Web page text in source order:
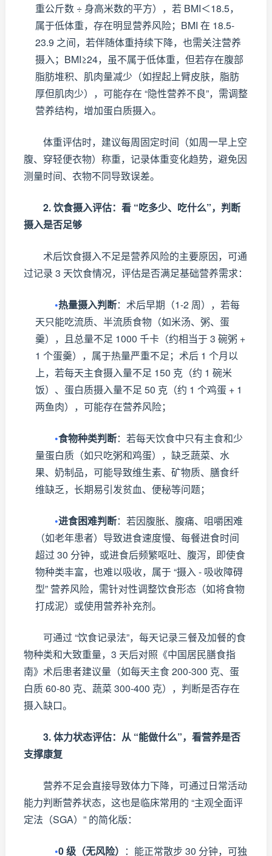
重公斤数 ÷ 身高米数的平方），若 BMI＜18.5，
属于低体重，存在明显营养风险；BMI 在 18.5-
23.9 之间，若伴随体重持续下降，也需关注营养
摄入；BMI≥24，虽不属于低体重，但若存在腹部
脂肪堆积、肌肉量减少（如捏起上臂皮肤，脂肪
厚但肌肉少），可能存在 “隐性营养不良”，需调整
营养结构，增加蛋白质摄入。
体重评估时，建议每周固定时间（如周一早上空
腹、穿轻便衣物）称重，记录体重变化趋势，避免因
测量时间、衣物不同导致误差。
2. 饮食摄入评估：看 “吃多少、吃什么”，判断
摄入是否足够
术后饮食摄入不足是营养风险的主要原因，可通
过记录 3 天饮食情况，评估是否满足基础营养需求：
•热量摄入判断：术后早期（1-2 周），若每
天只能吃流质、半流质食物（如米汤、粥、蛋
羹），且总量不足 1000 千卡（约相当于 3 碗粥 +
1 个蛋羹），属于热量严重不足；术后 1 个月以
上，若每天主食摄入量不足 150 克（约 1 碗米
饭）、蛋白质摄入量不足 50 克（约 1 个鸡蛋 + 1
两鱼肉），可能存在营养风险；
•食物种类判断：若每天饮食中只有主食和少
量蛋白质（如只吃粥和鸡蛋），缺乏蔬菜、水
果、奶制品，可能导致维生素、矿物质、膳食纤
维缺乏，长期易引发贫血、便秘等问题；
•进食困难判断：若因腹胀、腹痛、咀嚼困难
（如老年患者）导致进食速度慢、每餐进食时间
超过 30 分钟，或进食后频繁呕吐、腹泻，即使食
物种类丰富，也难以吸收，属于 “摄入 - 吸收障碍
型” 营养风险，需针对性调整饮食形态（如将食物
打成泥）或使用营养补充剂。
可通过 “饮食记录法”，每天记录三餐及加餐的食
物种类和大致重量，3 天后对照《中国居民膳食指
南》术后患者建议量（如每天主食 200-300 克、蛋
白质 60-80 克、蔬菜 300-400 克），判断是否存在
摄入缺口。
3. 体力状态评估：从 “能做什么”，看营养是否
支撑康复
营养不足会直接导致体力下降，可通过日常活动
能力判断营养状态，这也是临床常用的 “主观全面评
定法（SGA）” 的简化版：
•0 级（无风险） ：能正常散步 30 分钟，可独